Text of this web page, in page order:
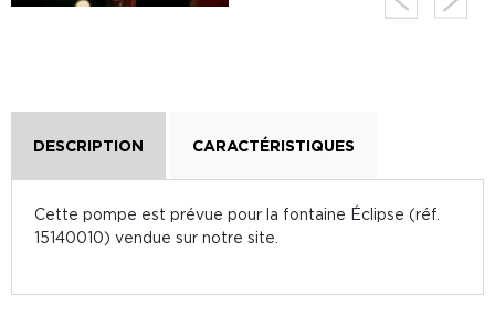
DESCRIPTION CARACTÉRISTIQUES
Cette pompe est prévue pour la fontaine Éclipse (réf.
15140010) vendue sur notre site.